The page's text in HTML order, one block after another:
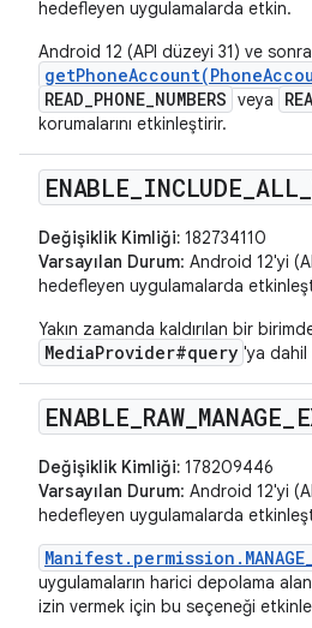
hedefleyen uygulamalarda etkin.
Android 12 (API düzeyi 31) ve
READ_PHONE_NUMBERS veya
korumalarını etkinleştirir.
ENABLE INCLUDE ALL
Değişiklik Kimliği: 182734110
Varsayılan Durum: Android 12'yi
hedefleyen uygulamalarda
Yakın zamanda kaldırılan bir
MediaProvider#query 'ya
ENABLE RAW_ MANAGE
Değişiklik Kimliği: 178209446
Varsayılan Durum: Android 12'yi
hedefleyen uygulamalarda
uygulamaların harici depolama
izin vermek için bu seçeneği